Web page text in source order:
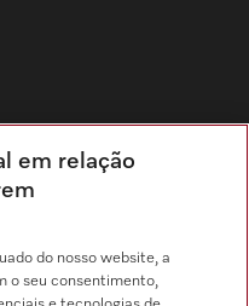
o seu tarifário, em Portugal e em
em relação
do nosso website, a
o seu consentimento,